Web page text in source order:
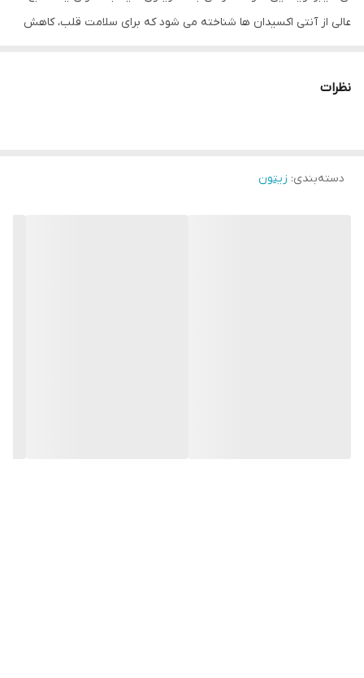
عالی از آنتی اکسیدان ها شناخته می شود که برای سلامت قلب، کاهش
دهنده در غذاهای گوشتی و سبزیجات بسیار مناسب است. همچنین،
نظرات
دسته‌بندی: زیتون